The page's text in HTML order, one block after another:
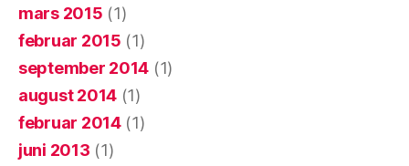
mars 2015 (1)
februar 2015 (1)
september 2014 (1)
august 2014 (1)
februar 2014(1)
juni 2013 (1)